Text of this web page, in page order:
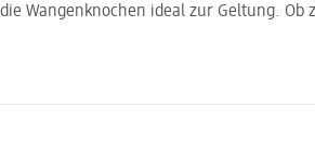
Wangenknochen ideal zur Geltung.